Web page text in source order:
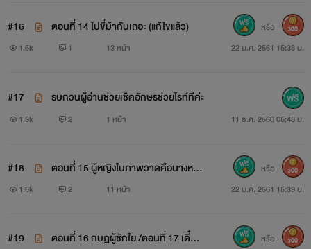
#16 ตอนที่ 14 ไปขี่ม้ากันเถอะ (แก้ไขแล้ว)
1.6k 1 13 หน้า 22 ม.ค. 2561 15:38 น.
หรือ 300
#17 รบกวนผู้อ่านช่วยเช็คอักษรช่วยไรท์ทีค่ะ
1.3k 2 1 หน้า 11 ธ.ค. 2560 05:48 น.
#18
ตอนที่ 15 ผู้หญิงในภาพวาดคือนางหรื
อ..?
1.6k 2 11 หน้า 22 ม.ค. 2561 15:39 น.
หรือ 300
#19
ตอนที่ 16 กบฏผู้ชักใย /ตอนที่ 17 เดี๋ยว
หรือ 300